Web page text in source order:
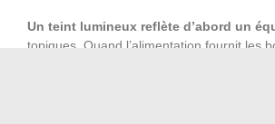
Un teint lumineux reflète d’abord un
topiques. Quand l’alimentation fournit les